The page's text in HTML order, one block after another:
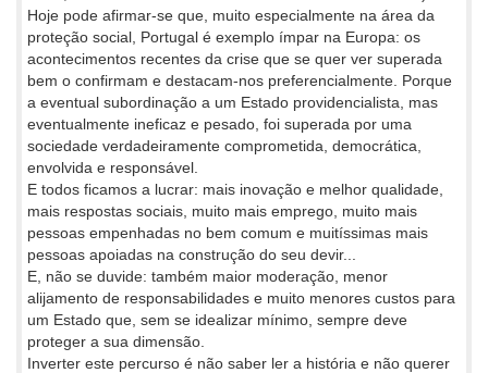
Hoje pode afirmar-se que, muito especialmente na área da
proteção social, Portugal é exemplo ímpar na Europa: os
acontecimentos recentes da crise que se quer ver superada
bem o confirmam e destacam-nos preferencialmente. Porque
a eventual subordinação a um Estado providencialista, mas
eventualmente ineficaz e pesado, foi superada por uma
sociedade verdadeiramente comprometida, democrática,
envolvida e responsável.
E todos ficamos a lucrar: mais inovação e melhor qualidade,
mais respostas sociais, muito mais emprego, muito mais
pessoas empenhadas no bem comum e muitíssimas mais
pessoas apoiadas na construção do seu devir...
E, não se duvide: também maior moderação, menor
alijamento de responsabilidades e muito menores custos para
um Estado que, sem se idealizar mínimo, sempre deve
proteger a sua dimensão.
Inverter este percurso é não saber ler a história e não querer